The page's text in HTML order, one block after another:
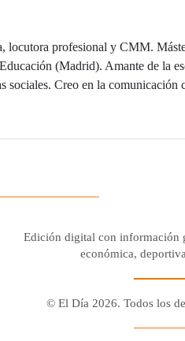
locutora profesional y CMM.
(Madrid). Amante de la
sociales. Creo en la comunicación
Edición digital con información
económica,
© El Día 2026. Todos los